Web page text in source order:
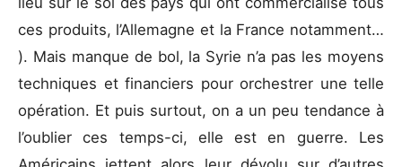
ces produits, l’Allemagne et la France notamment…
). Mais manque de bol, la Syrie n’a pas les moyens
techniques et financiers pour orchestrer une telle
opération. Et puis surtout, on a un peu tendance à
l’oublier ces temps-ci, elle est en guerre. Les